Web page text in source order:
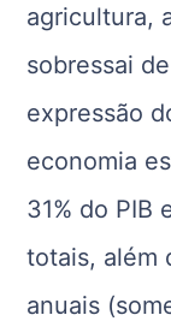
agricultura,
sobressai
expressão
economia
31% do PIB
totais, além
anuais